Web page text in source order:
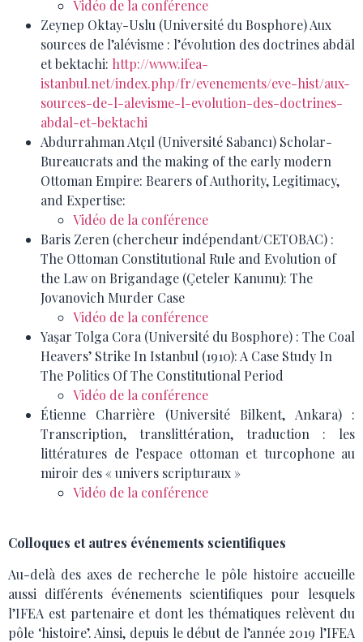
Vidéo de la conférence
Zeynep Oktay-Uslu (Université du Bosphore) Aux
sources de l’alévisme : l’évolution des doctrines abdāl
et bektachi: http://www.ifea-
istanbul.net/index.php/fr/evenements/eve-hist/aux-
sources-de-l-alevisme-l-evolution-des-doctrines-
abdal-et-bektachi
Abdurrahman Atçıl (Université Sabancı) Scholar-
Bureaucrats and the making of the early modern
Ottoman Empire: Bearers of Authority, Legitimacy,
and Expertise:
Vidéo de la conférence
Baris Zeren (chercheur indépendant/CETOBAC) :
The Ottoman Constitutional Rule and Evolution of
the Law on Brigandage (Çeteler Kanunu): The
Jovanovich Murder Case
Vidéo de la conférence
Yaşar Tolga Cora (Université du Bosphore) : The Coal
Heavers’ Strike In Istanbul (1910): A Case Study In
The Politics Of The Constitutional Period
Vidéo de la conférence
Étienne Charrière (Université Bilkent, Ankara) :
Transcription, translittération, traduction : les
littératures de l’espace ottoman et turcophone au
miroir des « univers scripturaux »
Vidéo de la conférence
Colloques et autres événements scientifiques
Au-delà des axes de recherche le pôle histoire accueille
aussi différents événements scientifiques pour lesquels
l’IFEA est partenaire et dont les thématiques relèvent du
pôle ‘histoire’. Ainsi, depuis le début de l’année 2019 l’IFEA